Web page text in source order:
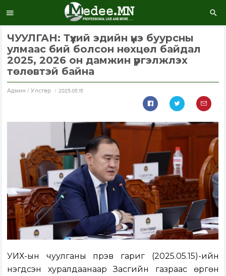
ЧУУЛГАН: Түүхий эдийн үнэ буурсны
улмаас бий болсон нөхцөл байдал
2025, 2026 он дамжин үргэлжлэх
төлөвтэй байна
Aдмин / Улстөр 2025.05.15
УИХ-ын чуулганы пүрэв гариг (2025.05.15)-ийн
нэгдсэн хуралдаанаар Засгийн газраас өргөн